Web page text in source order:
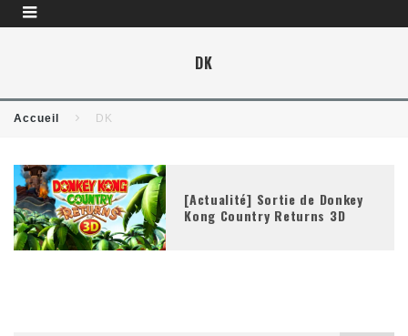
DK
Accueil DK
[Actualité] Sortie de Donkey
Kong Country Returns 3D